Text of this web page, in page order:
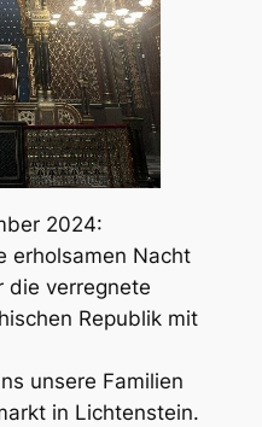
2024:
erholsamen Nacht
die verregnete
Republik mit
unsere Familien
in Lichtenstein.